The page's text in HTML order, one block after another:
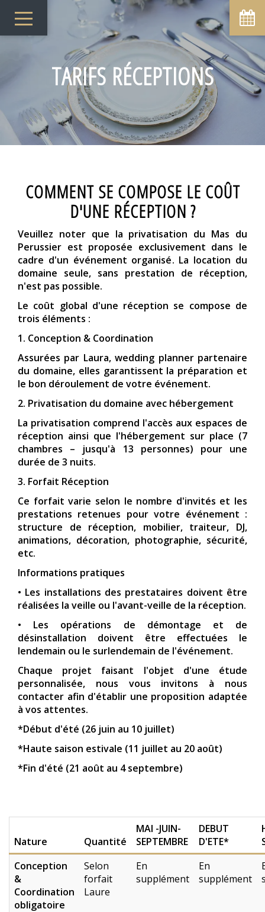
TARIFS RÉCEPTIONS
COMMENT SE COMPOSE LE COÛT
D'UNE RÉCEPTION ?
Veuillez noter que la privatisation du Mas du
Perussier est proposée exclusivement dans le
cadre d'un événement organisé. La location du
domaine seule, sans prestation de réception,
n'est pas possible.
Le coût global d'une réception se compose de
trois éléments :
1. Conception & Coordination
Assurées par Laura, wedding planner partenaire
du domaine, elles garantissent la préparation et
le bon déroulement de votre événement.
2. Privatisation du domaine avec hébergement
La privatisation comprend l'accès aux espaces de
réception ainsi que l'hébergement sur place (7
chambres – jusqu'à 13 personnes) pour une
durée de 3 nuits.
3. Forfait Réception
Ce forfait varie selon le nombre d'invités et les
prestations retenues pour votre événement :
structure de réception, mobilier, traiteur, DJ,
animations, décoration, photographie, sécurité,
etc.
Informations pratiques
• Les installations des prestataires doivent être
réalisées la veille ou l'avant-veille de la réception.
• Les opérations de démontage et de
désinstallation doivent être effectuées le
lendemain ou le surlendemain de l'événement.
Chaque projet faisant l'objet d'une étude
personnalisée, nous vous invitons à nous
contacter afin d'établir une proposition adaptée
à vos attentes.
*Début d'été (26 juin au 10 juillet)
*Haute saison estivale (11 juillet au 20 août)
*Fin d'été (21 août au 4 septembre)
Nature Quantité
MAI -JUIN-
SEPTEMBRE
DEBUT
D'ETE*
Conception
&
Coordination
obligatoire
Selon
forfait
Laure
En
supplément
En
supplément